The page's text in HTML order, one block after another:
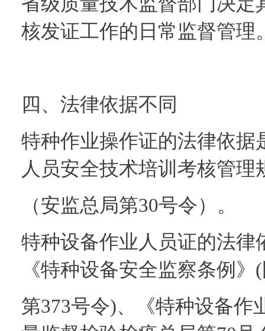
核发证工作的日常监督管理
四、法律依据不同
特种作业操作证的法律依
人员安全技术培训考核管理
（安监总局第30号令）。
特种设备作业人员证的法
《特种设备安全监察条例》
第373号令)、《特种设备作